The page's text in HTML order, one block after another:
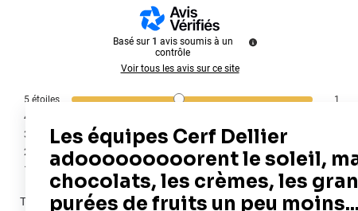
Basé sur 1 avis soumis à un
contrôle
Voir tous les avis sur ce site
5 étoiles
1
4
3
2
étoiles
0
1
Trier les avis